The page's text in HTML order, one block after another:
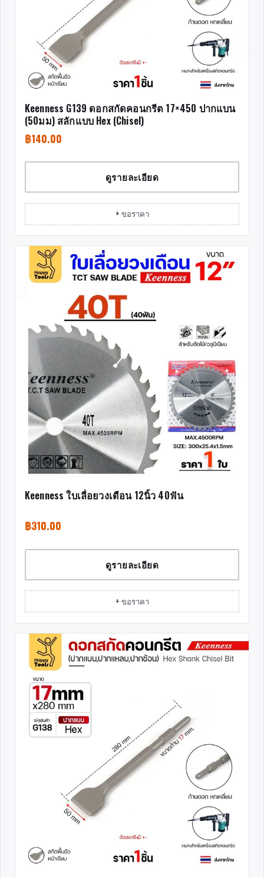
Keenness G139 ดอกสกัดคอนกรีต 17×450 ปากแบน
(50มม) สลักแบบ Hex (Chisel)
฿140.00
ดูรายละเอียด
+ ขอราคา
Keenness ใบเลื่อยวงเดือน 12นิ้ว 40ฟัน
฿310.00
ดูรายละเอียด
+ ขอราคา